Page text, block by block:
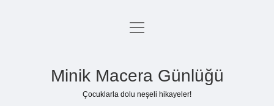
Anasayfa
menüyü
Minik Macera Günlüğü
Çocuklarla dolu neşeli hikayeler!